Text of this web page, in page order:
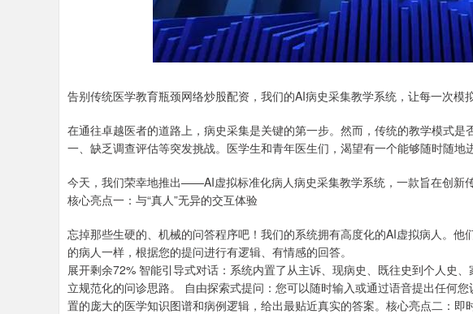
告别传统医学教育瓶颈网络炒股配资，我们的AI病史采集教学系统，让每一次模
在通往卓越医者的道路上，病史采集是关键的第一步。然而，传统的教学模式
一、缺乏调查评估等突发挑战。医学生和青年医生们，渴望有一个能够随时随地
今天，我们荣幸地推出——AI虚拟标准化病人病史采集教学系统，一款旨在创新
核心亮点一：与“真人”无异的交互体验
忘掉那些生硬的、机械的问答程序吧！我们的系统拥有高度化的AI虚拟病人。
的病人一样，根据您的提问进行有逻辑、有情感的回答。
展开剩余72% 智能引导式对话：系统内置了从主诉、现病史、既往史到个人史
立规范化的问诊思路。 自由探索式提问：您可以随时输入或通过语音提出任何
置的庞大的医学知识图谱和病例逻辑，给出最贴近真实的答案。核心亮点二：即